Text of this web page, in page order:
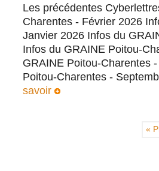
Les précédentes
Charentes - Février 2026
Janvier 2026 Infos du
Infos du GRAINE Poitou-
GRAINE Poitou-Charentes
Poitou-Charentes -
savoir
«